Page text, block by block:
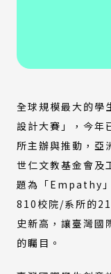
全球規模最大的學
設計大賽」，今年
所主辦與推動，亞
世仁文教基金會及
題為「Empathy
810校院/系所的
史新高，讓臺灣國
的矚目。